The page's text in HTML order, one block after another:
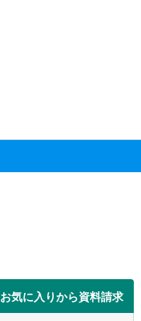
お気に入りから資料請求